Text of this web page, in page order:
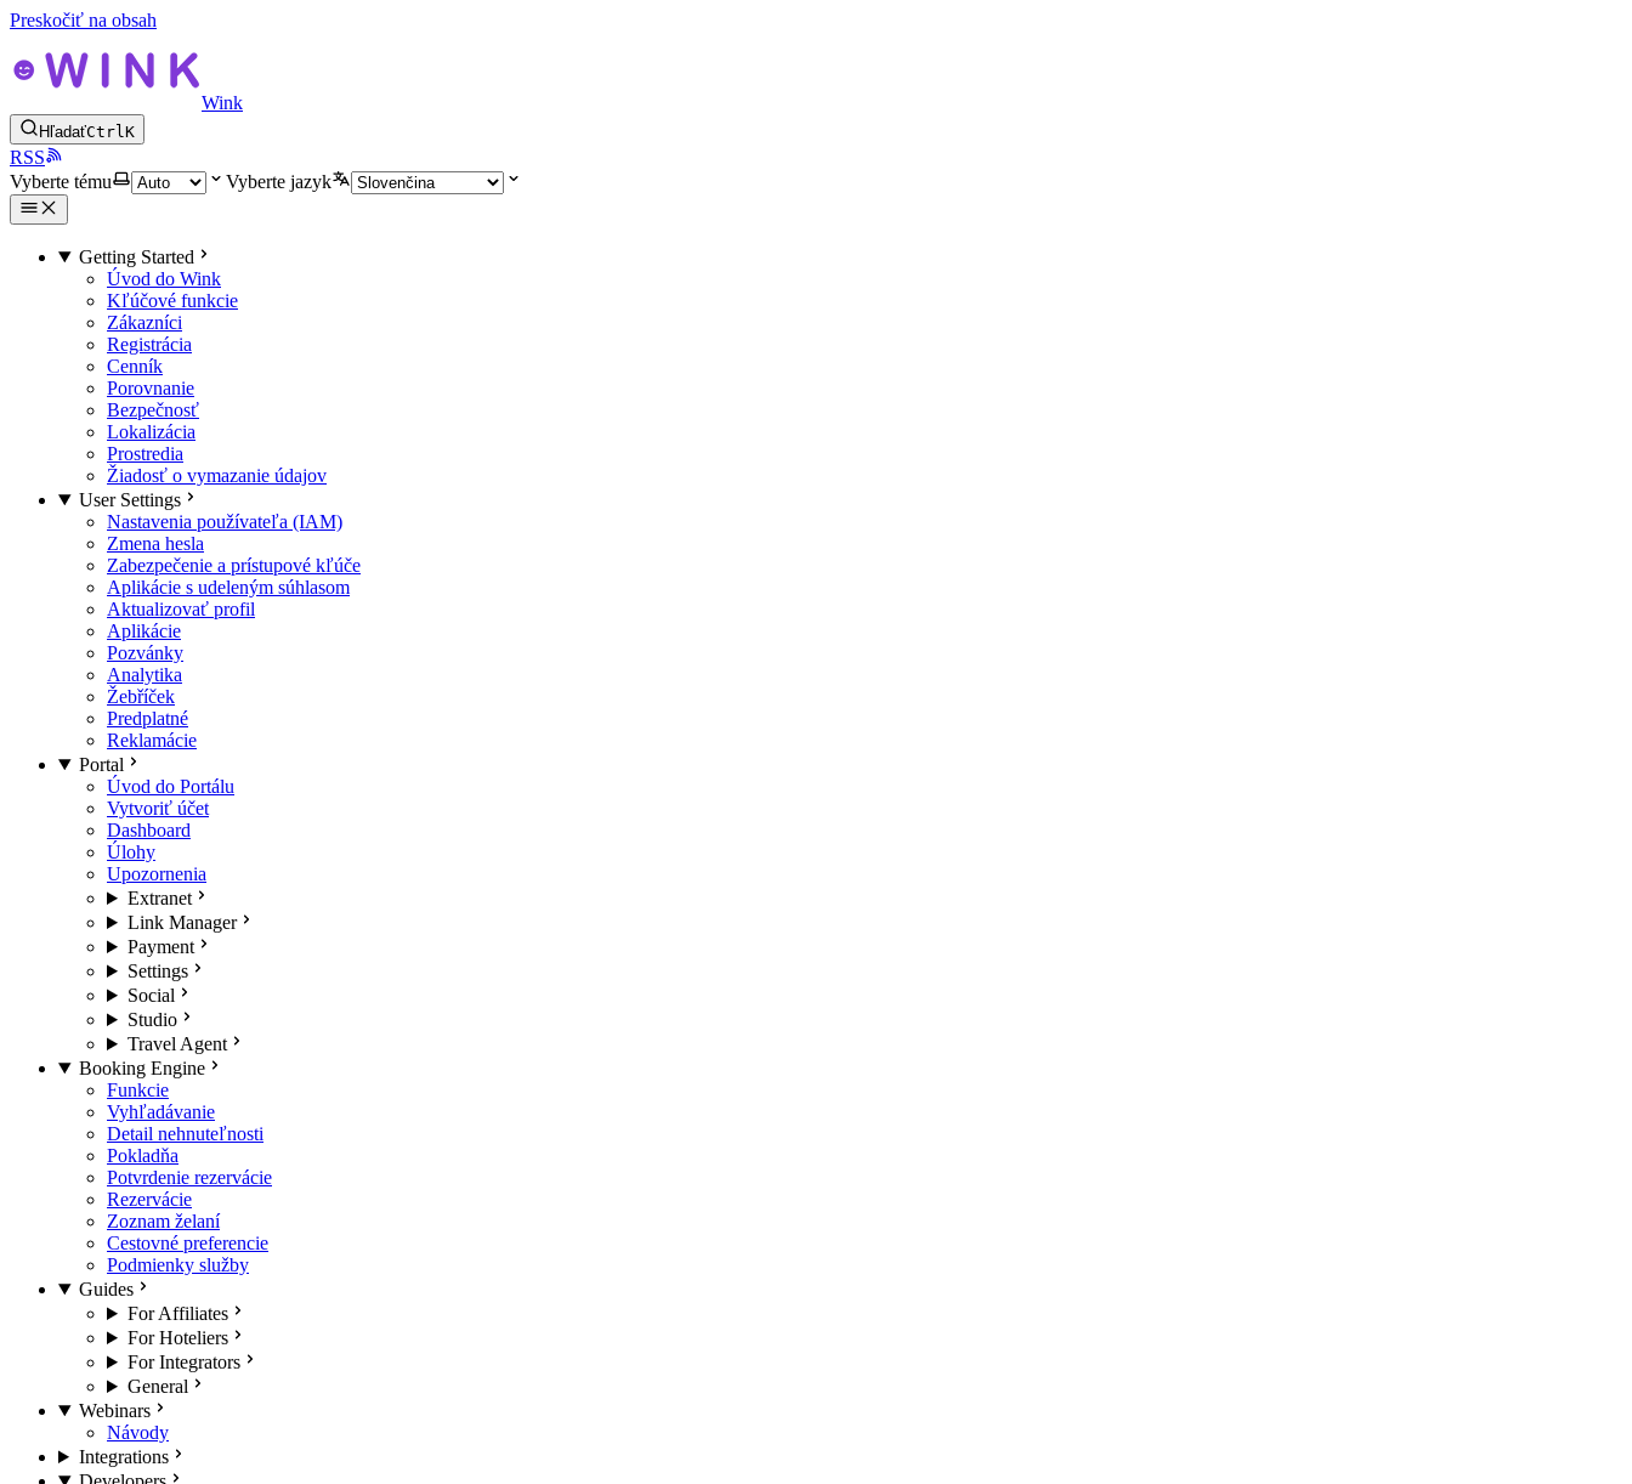
Preskočiť na obsah
Wink
HľadaťCtrlK
RSS
Vyberte tému
Vyberte jazyk
Getting Started
Úvod do Wink
Kľúčové funkcie
Zákazníci
Registrácia
Cenník
Porovnanie
Bezpečnosť
Lokalizácia
Prostredia
Žiadosť o vymazanie údajov
User Settings
Nastavenia používateľa (IAM)
Zmena hesla
Zabezpečenie a prístupové kľúče
Aplikácie s udeleným súhlasom
Aktualizovať profil
Aplikácie
Pozvánky
Analytika
Žebříček
Predplatné
Reklamácie
Portal
Úvod do Portálu
Vytvoriť účet
Dashboard
Úlohy
Upozornenia
Extranet
Link Manager
Payment
Settings
Social
Studio
Travel Agent
Booking Engine
Funkcie
Vyhľadávanie
Detail nehnuteľnosti
Pokladňa
Potvrdenie rezervácie
Rezervácie
Zoznam želaní
Cestovné preferencie
Podmienky služby
Guides
For Affiliates
For Hoteliers
For Integrators
General
Webinars
Návody
Integrations